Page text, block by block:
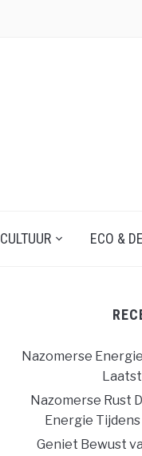
CULTUUR ECO &
Nazomerse
Nazomerse Rust
Energie
Geniet Bewust